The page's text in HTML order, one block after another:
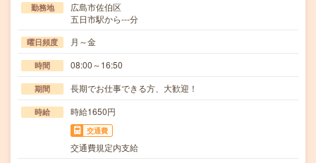
勤務地
広島市佐伯区
五日市駅から---分
曜日頻度 月～金
時間 08:00～16:50
期間 長期でお仕事できる方、大歓迎！
時給 時給1650円
交通費
交通費規定内支給